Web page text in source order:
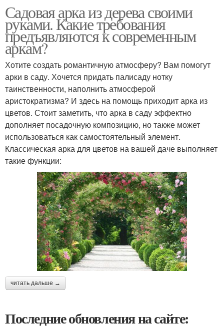
Садовая арка из дерева своими
руками. Какие требования
предъявляются к современным
аркам?
Хотите создать романтичную атмосферу? Вам помогут
арки в саду. Хочется придать палисаду нотку
таинственности, наполнить атмосферой
аристократизма? И здесь на помощь приходит арка из
цветов. Стоит заметить, что арка в саду эффектно
дополняет посадочную композицию, но также может
использоваться как самостоятельный элемент.
Классическая арка для цветов на вашей даче выполняет
такие функции:
читать дальше →
Последние обновления на сайте: